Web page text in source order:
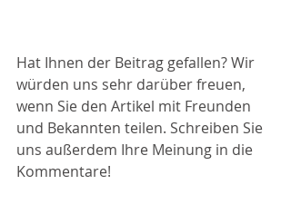
Hat Ihnen der Beitrag gefallen? Wir
würden uns sehr darüber freuen,
wenn Sie den Artikel mit Freunden
und Bekannten teilen. Schreiben Sie
uns außerdem Ihre Meinung in die
Kommentare!